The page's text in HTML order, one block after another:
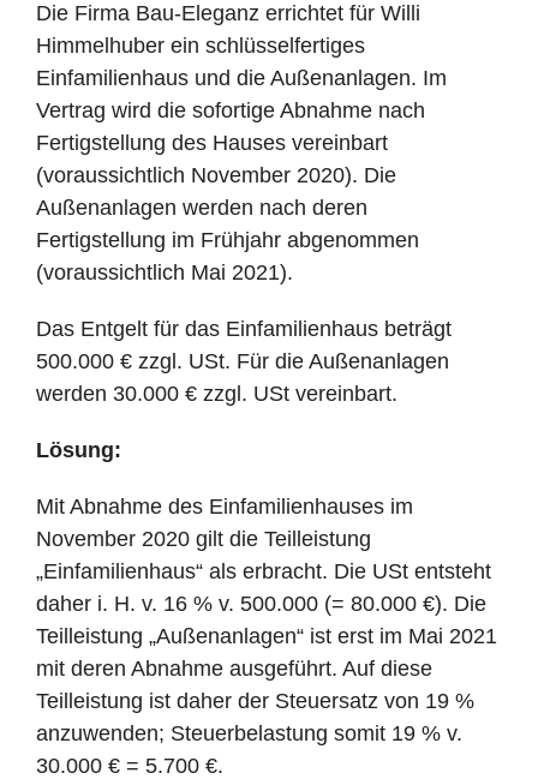
Die Firma Bau-Eleganz errichtet für Willi
Himmelhuber ein schlüsselfertiges
Einfamilienhaus und die Außenanlagen. Im
Vertrag wird die sofortige Abnahme nach
Fertigstellung des Hauses vereinbart
(voraussichtlich November 2020). Die
Außenanlagen werden nach deren
Fertigstellung im Frühjahr abgenommen
(voraussichtlich Mai 2021).
Das Entgelt für das Einfamilienhaus beträgt
500.000 € zzgl. USt. Für die Außenanlagen
werden 30.000 € zzgl. USt vereinbart.
Lösung:
Mit Abnahme des Einfamilienhauses im
November 2020 gilt die Teilleistung
„Einfamilienhaus“ als erbracht. Die USt entsteht
daher i. H. v. 16 % v. 500.000 (= 80.000 €). Die
Teilleistung „Außenanlagen“ ist erst im Mai 2021
mit deren Abnahme ausgeführt. Auf diese
Teilleistung ist daher der Steuersatz von 19 %
anzuwenden; Steuerbelastung somit 19 % v.
30.000 € = 5.700 €.